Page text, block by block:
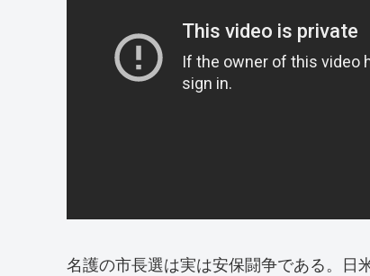
名護の市長選は実は安保闘争である。日